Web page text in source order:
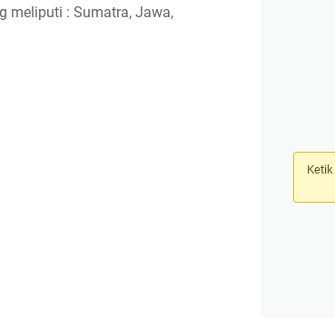
meliputi : Sumatra, Jawa,
Ketik